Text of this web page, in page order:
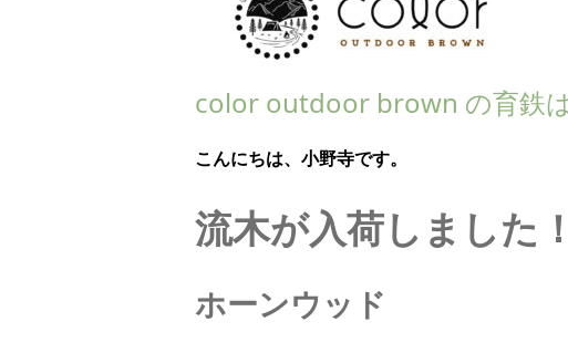
color outdoor brown の育鉄は
こんにちは、小野寺です。
流木が入荷しました！
ホーンウッド